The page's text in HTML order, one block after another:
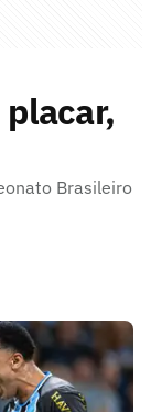
Brasileiro